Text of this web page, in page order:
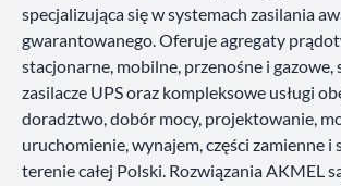
specjalizująca się w systemach zasilania
gwarantowanego. Oferuje agregaty
stacjonarne, mobilne, przenośne i gazowe,
zasilacze UPS oraz kompleksowe usługi
doradztwo, dobór mocy, projektowanie,
uruchomienie, wynajem, części zamienne i
terenie całej Polski. Rozwiązania AKMEL